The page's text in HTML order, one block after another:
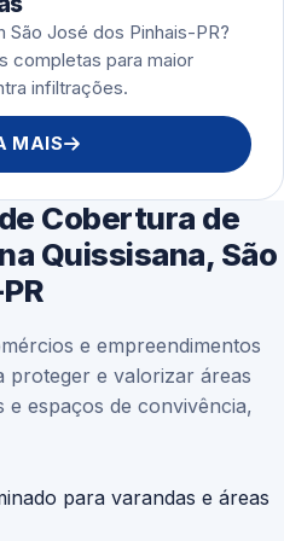
José dos Pinhais-PR?
completas para maior
infiltrações.
MAIS
Cobertura de
Quissisana, São
e empreendimentos
proteger e valorizar áreas
e espaços de convivência,
para varandas e áreas